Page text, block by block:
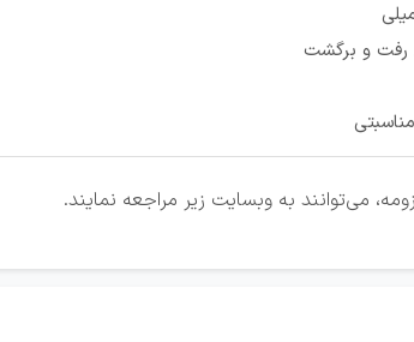
و برگشت
می‌توانند به وبسایت زیر مراجعه نمایند.